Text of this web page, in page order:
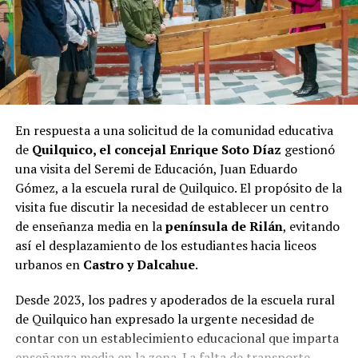
En respuesta a una solicitud de la comunidad educativa
de Quilquico, el concejal Enrique Soto Díaz gestionó
una visita del Seremi de Educación, Juan Eduardo
Gómez, a la escuela rural de Quilquico. El propósito de la
visita fue discutir la necesidad de establecer un centro
de enseñanza media en lapenínsula de Rilán, evitando
así el desplazamiento de los estudiantes hacia liceos
urbanos en Castro y Dalcahue.
Desde 2023, los padres y apoderados de la escuela rural
de Quilquico han expresado la urgente necesidad de
contar con un establecimiento educacional que imparta